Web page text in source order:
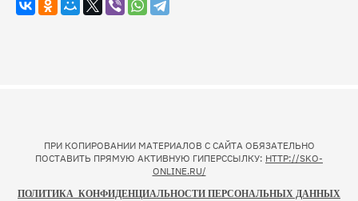
ПРИ КОПИРОВАНИИ МАТЕРИАЛОВ С САЙТА ОБЯЗАТЕЛЬНО
ПОСТАВИТЬ ПРЯМУЮ АКТИВНУЮ ГИПЕРССЫЛКУ: HTTP://SKO-
ONLINE.RU/
ПОЛИТИКА КОНФИДЕНЦИАЛЬНОСТИ ПЕРСОНАЛЬНЫХ ДАННЫХ